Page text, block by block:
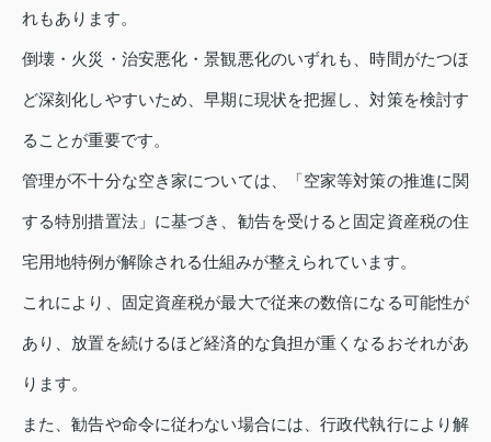
れもあります。
倒壊・火災・治安悪化・景観悪化のいずれも、時間がたつほ
ど深刻化しやすいため、早期に現状を把握し、対策を検討す
ることが重要です。
管理が不十分な空き家については、「空家等対策の推進に関
する特別措置法」に基づき、勧告を受けると固定資産税の住
宅用地特例が解除される仕組みが整えられています。
これにより、固定資産税が最大で従来の数倍になる可能性が
あり、放置を続けるほど経済的な負担が重くなるおそれがあ
ります。
また、勧告や命令に従わない場合には、行政代執行により解